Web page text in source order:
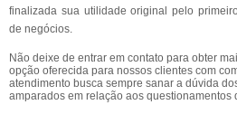
finalizada sua utilidade original pelo
de negócios.
Não deixe de entrar em contato para obter
opção oferecida para nossos clientes com
atendimento busca sempre sanar a dúvida
amparados em relação aos questionamentos